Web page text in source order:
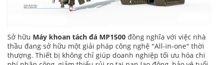
Sở hữu Máy khoan tách đá MP1500 đồng nghĩa với việc nhà
thầu đang sở hữu một giải pháp công nghệ "All-in-one" thời
thượng. Thiết bị không chỉ giúp doanh nghiệp tối ưu hóa chi